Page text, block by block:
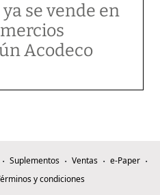
se vende en
Acodeco
Suplementos Ventas
e-Paper
y condiciones